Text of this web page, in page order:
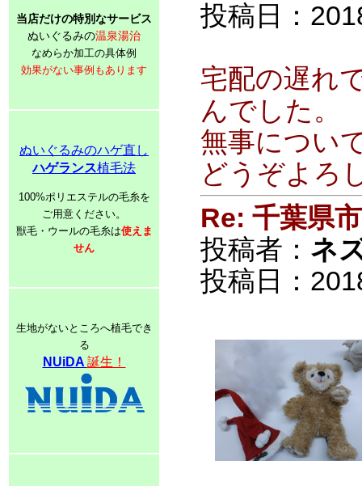
当店だけの特別なサービス
ぬいぐるみの温泉湯治
なめらか加工の具体例
効果がない事例もあります
ぬいぐるみのハゲ直し
ハゲランス植毛法
100%ポリエステルの毛糸を
ご用意ください。
獣毛・ウールの毛糸は使えま
せん
生地がないところへ植毛でき
る
NUiDA 誕生！
投稿日：
宅配の遅れ
んでした。
無事につい
どうぞよろ
Re: 千葉県
投稿者： ネ
投稿日：